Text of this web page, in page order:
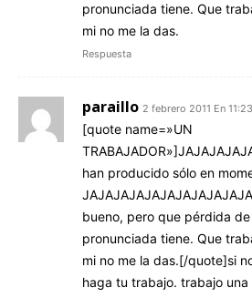
pronunciada tiene. Que
mi no me la das.
Respuesta
paraillo 2 febrero 2011 En
[quote name=»UN
han producido sólo en
bueno, pero que pérdida
pronunciada tiene. Que
mi no me la das.[/quote]si
haga tu trabajo. trabajo